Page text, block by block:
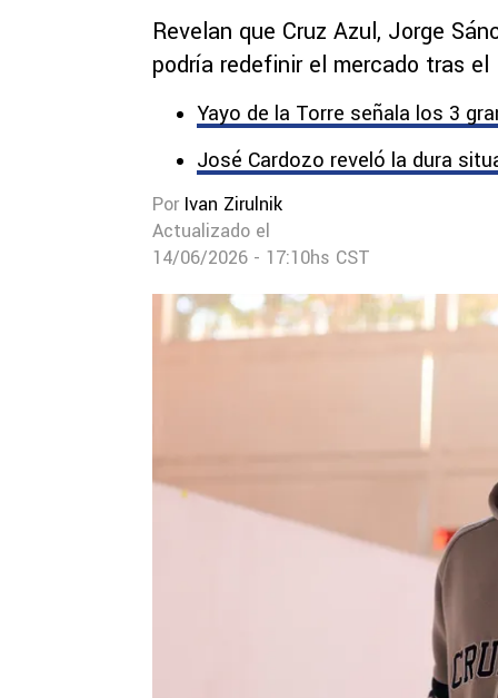
Revelan que Cruz Azul, Jorge
podría redefinir el mercado tras
Yayo de la Torre señala los 3
José Cardozo reveló la dura
Por Ivan Zirulnik
Actualizado el
14/06/2026 - 17:10hs CST